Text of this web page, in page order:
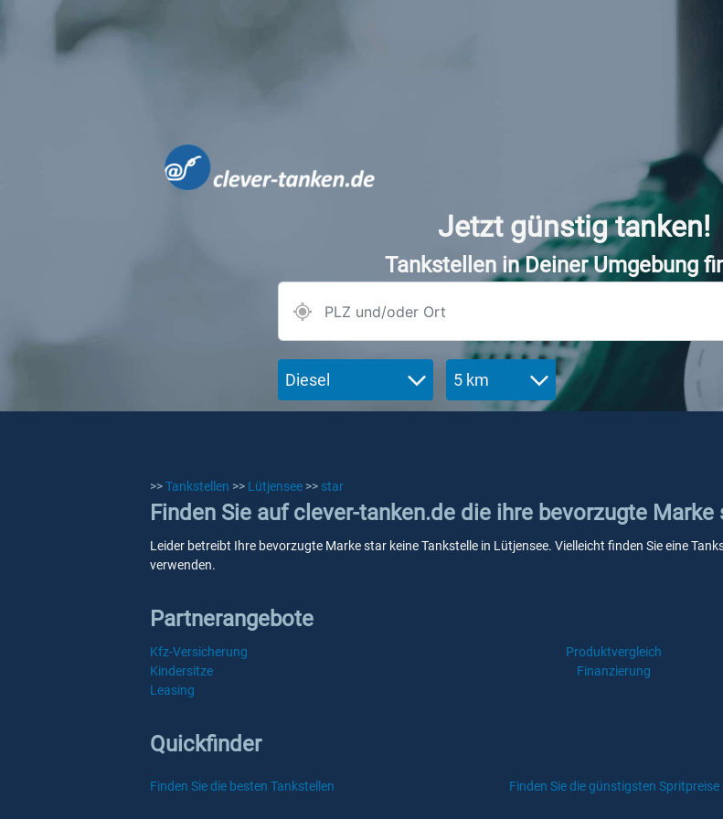
Jetzt günstig tanken!
Tankstellen in Deiner Umgebung
Diesel 5 km
>>Tankstellen >> Lütjensee >> star
Finden Sie auf clever-tanken.de die ihre bevorzugte
Leider betreibt Ihre bevorzugte Marke star keine Tankstelle in Lütjensee. Vielleicht finden Sie eine
verwenden.
Partnerangebote
Kfz-Versicherung Produktvergleich
Kindersitze
Finanzierung
Leasing
Quickfinder
Finden Sie die besten Tankstellen Finden Sie die günstigsten Spritpreise